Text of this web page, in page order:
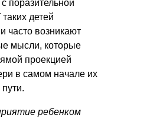
поразительной
детей
часто возникают
мысли, которые
проекцией
в самом начале их
ребенком